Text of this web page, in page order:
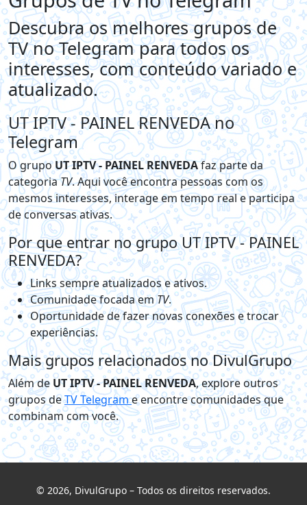
Descubra os melhores grupos de
TV no Telegram para todos os
interesses, com conteúdo variado e
atualizado.
UT IPTV - PAINEL RENVEDA no
Telegram
O grupoUT IPTV - PAINEL RENVEDAfaz parte da
categoriaTV. Aqui você encontra pessoas com os
mesmos interesses, interage em tempo real e participa
de conversas ativas.
Por que entrar no grupo UT IPTV - PAINEL
RENVEDA?
Links sempre atualizados e ativos.
Comunidade focada emTV.
Oportunidade de fazer novas conexões e trocar
experiências.
Mais grupos relacionados no DivulGrupo
Além de UT IPTV - PAINEL RENVEDA, explore outros
grupos deTV Telegrame encontre comunidades que
combinam com você.
© 2026, DivulGrupo – Todos os direitos reservados.